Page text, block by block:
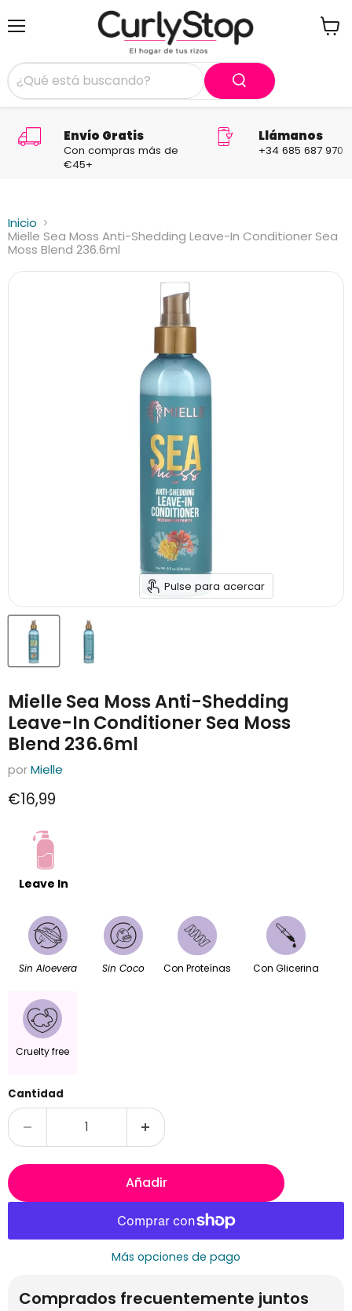
Envío Gratis
Con compras más de
€45+
Llámanos
+34 685 687 970
Inicio
Mielle Sea Moss Anti-Shedding Leave-In Conditioner Sea
Moss Blend 236.6ml
Pulse para acercar
Mielle Sea Moss Anti-Shedding
Leave-In Conditioner Sea Moss
Blend 236.6ml
porMielle
Precio actual
€16,99
Leave In
Sin Aloevera Sin Coco Con Proteínas Con Glicerina
Cruelty free
Cantidad
Añadir
Más opciones de pago
Comprados frecuentemente juntos